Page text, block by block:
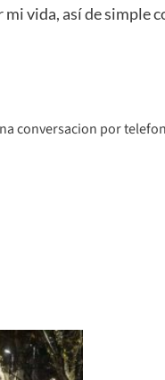
vida, así de simple
conversacion por